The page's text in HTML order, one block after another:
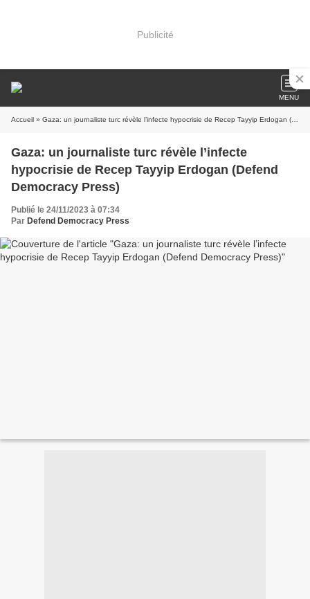
Publicité
MENU
Accueil » Gaza: un journaliste turc révèle l’infecte hypocrisie de Recep Tayyip Erdogan (Defend Democracy Press)
Gaza: un journaliste turc révèle l’infecte
hypocrisie de Recep Tayyip Erdogan (Defend
Democracy Press)
Publié le 24/11/2023 à 07:34
Par Defend Democracy Press